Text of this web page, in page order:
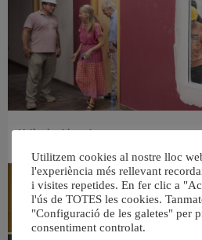
València ultima el nou centre per a
Utilitzem cookies al nostre lloc
l'experiència més rellevant
i visites repetides. En fer clic a
l'ús de TOTES les cookies.
"Configuració de les galetes" per
consentiment controlat.